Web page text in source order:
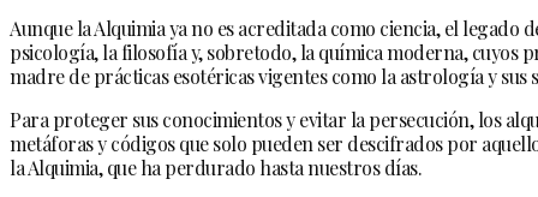
Aunque la Alquimia ya no es acreditada como ciencia, el
psicología, la filosofía y, sobretodo, la química moderna, cuyos
madre de prácticas esotéricas vigentes como la astrología y
Para proteger sus conocimientos y evitar la persecución, los
metáforas y códigos que solo pueden ser descifrados por
la Alquimia, que ha perdurado hasta nuestros días.